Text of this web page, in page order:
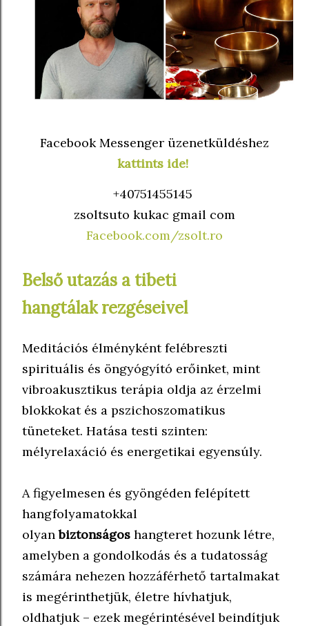
Facebook Messenger üzenetküldéshez
kattints ide!
+40751455145
zsoltsuto kukac gmail com
Facebook.com/zsolt.ro
Belső utazás a tibeti
hangtálak rezgéseivel
Meditációs élményként felébreszti
spirituális és öngyógyító erőinket, mint
vibroakusztikus terápia oldja az érzelmi
blokkokat és a pszichoszomatikus
tüneteket. Hatása testi szinten:
mélyrelaxáció és energetikai egyensúly.
A figyelmesen és gyöngéden felépített
hangfolyamatokkal
olyanbiztonságos hangteret hozunk létre,
amelyben a gondolkodás és a tudatosság
számára nehezen hozzáférhető tartalmakat
is megérinthetjük, életre hívhatjuk,
oldhatjuk – ezek megérintésével beindítjuk